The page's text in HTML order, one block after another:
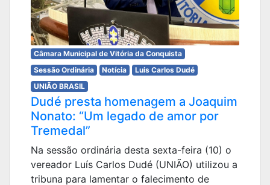
Câmara Municipal de Vitória da Conquista
Sessão Ordinária
Notícia
Luis Carlos Dudé
UNIÃO BRASIL
Dudé presta homenagem a Joaquim
Nonato: “Um legado de amor por
Tremedal”
Na sessão ordinária desta sexta-feira (10) o
vereador Luís Carlos Dudé (UNIÃO) utilizou a
tribuna para lamentar o falecimento de